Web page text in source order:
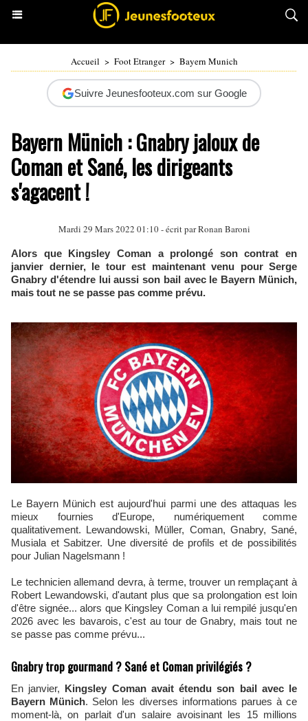
Accueil > Foot Etranger > Bayern Munich
Suivre Jeunesfooteux.com sur Google
Bayern Münich : Gnabry jaloux de
Coman et Sané, les dirigeants
s'agacent !
Mardi 29 Mars 2022 01:10 - écrit parRonan Baroni
Alors que Kingsley Coman a prolongé son contrat en
janvier dernier, le tour est maintenant venu pour Serge
Gnabry d'étendre lui aussi son bail avec le Bayern Münich,
mais tout ne se passe pas comme prévu.
Le Bayern Münich est aujourd'hui parmi une des attaquas les
mieux fournies d'Europe, numériquement comme
qualitativement. Lewandowski, Müller, Coman, Gnabry, Sané,
Musiala et Sabitzer. Une diversité de profils et de possibilités
pour Julian Nagelsmann !
Le technicien allemand devra, à terme, trouver un remplaçant à
Robert Lewandowski, d'autant plus que sa prolongation est loin
d'être signée... alors que Kingsley Coman a lui rempilé jusqu'en
2026 avec les bavarois, c'est au tour de Gnabry, mais tout ne
se passe pas comme prévu...
Gnabry trop gourmand ? Sané et Coman privilégiés ?
En janvier, Kingsley Coman avait étendu son bail avec le
Bayern Münich. Selon les diverses informations parues à ce
moment-là, on parlait d'un salaire avoisinant les 15 millions